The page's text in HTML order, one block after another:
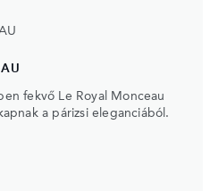
fekvő Le Royal Monceau
a párizsi eleganciából.